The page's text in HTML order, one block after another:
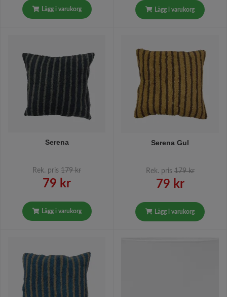
Lägg i varukorg Lägg i varukorg
Serena
Rek. pris 179 kr
79 kr
Lägg i varukorg
Serena Gul
Rek. pris 179 kr
79 kr
Lägg i varukorg